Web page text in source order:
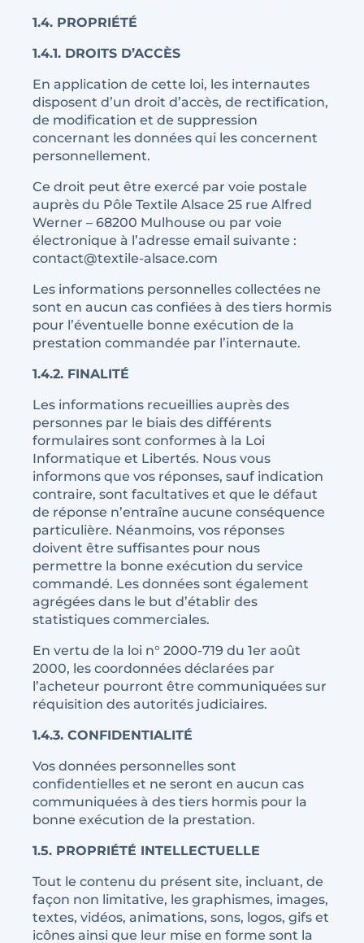
1.4. PROPRIÉTÉ
1.4.1. DROITS D’ACCÈS
En application de cette loi, les internautes
disposent d’un droit d’accès, de rectification,
de modification et de suppression
concernant les données qui les concernent
personnellement.
Ce droit peut être exercé par voie postale
auprès du Pôle Textile Alsace 25 rue Alfred
Werner – 68200 Mulhouse ou par voie
électronique à l’adresse email suivante :
contact@textile-alsace.com
Les informations personnelles collectées ne
sont en aucun cas confiées à des tiers hormis
pour l’éventuelle bonne exécution de la
prestation commandée par l’internaute.
1.4.2. FINALITÉ
Les informations recueillies auprès des
personnes par le biais des différents
formulaires sont conformes à la Loi
Informatique et Libertés. Nous vous
informons que vos réponses, sauf indication
contraire, sont facultatives et que le défaut
de réponse n’entraîne aucune conséquence
particulière. Néanmoins, vos réponses
doivent être suffisantes pour nous
permettre la bonne exécution du service
commandé. Les données sont également
agrégées dans le but d’établir des
statistiques commerciales.
En vertu de la loi n° 2000-719 du 1er août
2000, les coordonnées déclarées par
l’acheteur pourront être communiquées sur
réquisition des autorités judiciaires.
1.4.3. CONFIDENTIALITÉ
Vos données personnelles sont
confidentielles et ne seront en aucun cas
communiquées à des tiers hormis pour la
bonne exécution de la prestation.
1.5. PROPRIÉTÉ INTELLECTUELLE
Tout le contenu du présent site, incluant, de
façon non limitative, les graphismes, images,
textes, vidéos, animations, sons, logos, gifs et
icônes ainsi que leur mise en forme sont la